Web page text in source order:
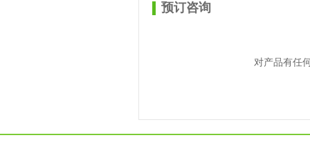
预订咨询
对产品有任